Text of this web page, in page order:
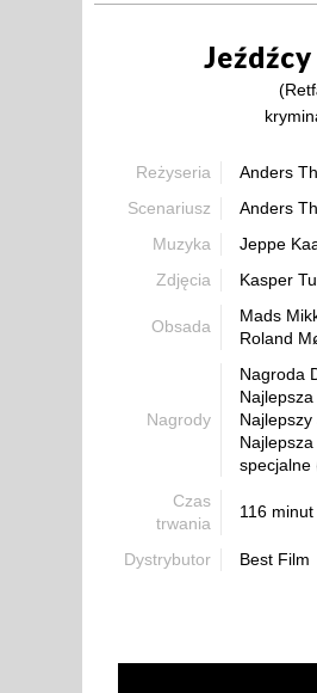
Reżyseria
Anders
Scenariusz
Anders
Muzyka
Jeppe
Zdjęcia
Kasper
Obsada
Mads
Roland
Nagrody
Nagroda
specjalne
Czas
trwania
116 minut
Dystrybutor Best Film